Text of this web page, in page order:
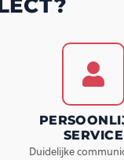
SERVICE
Duidelijke